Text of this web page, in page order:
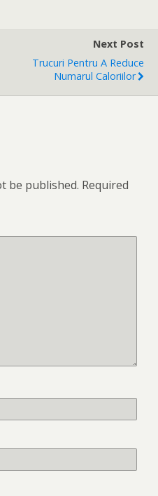
Next Post
Trucuri Pentru A Reduce
Numarul Caloriilor
be published. Required